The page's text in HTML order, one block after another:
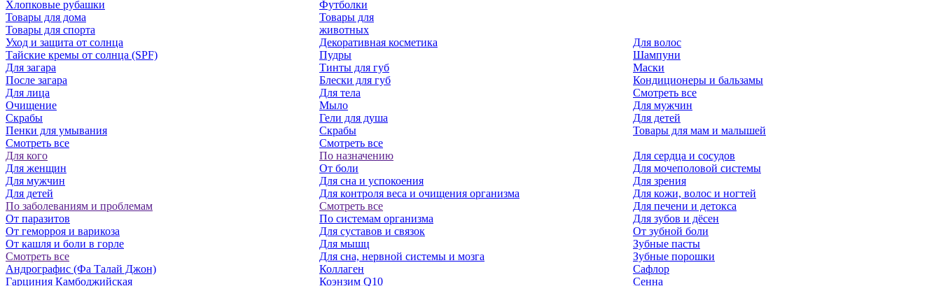
Хлопковые рубашки
Футболки
Товары для дома
Товары для спорта
Товары для
животных
Уход и защита от солнца
Тайские кремы от солнца (SPF)
Для загара
После загара
Для лица
Очищение
Скрабы
Пенки для умывания
Смотреть все
Декоративная косметика
Пудры
Тинты для губ
Блески для губ
Для тела
Мыло
Гели для душа
Скрабы
Смотреть все
Для волос
Шампуни
Маски
Кондиционеры и бальзамы
Смотреть все
Для мужчин
Для детей
Товары для мам и малышей
Для кого
Для женщин
Для мужчин
Для детей
По заболеваниям и проблемам
От паразитов
Oт геморроя и варикоза
От кашля и боли в горле
Смотреть все
По назначению
От боли
Для сна и успокоения
Для контроля веса и очищения организма
Смотреть все
По системам организма
Для суставов и связок
Для мышц
Для сна, нервной системы и мозга
Для сердца и сосудов
Для мочеполовой системы
Для зрения
Для кожи, волос и ногтей
Для печени и детокса
Для зубов и дёсен
От зубной боли
Зубные пасты
Зубные порошки
Андрографис (Фа Талай Джон)
Гарциния Камбоджийская
Коллаген
Коэнзим Q10
Сафлор
Сенна